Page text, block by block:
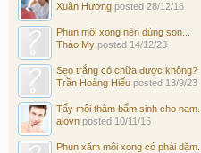
Xuân Hương posted 28/12/16
Phun môi xong nên dùng son...
Thảo My posted 14/12/23
Sẹo trắng có chữa được không?
Trần Hoàng Hiếu posted 13/9/23
Tẩy môi thâm bẩm sinh cho nam...
alovn posted 10/11/16
Phun xăm môi xong có phải dặm...